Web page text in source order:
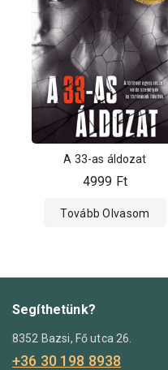
A 33-as áldozat
4999 Ft
Tovább Olvasom
Segíthetünk?
8352 Bazsi, Fő utca 26.
+36 30 198 8938